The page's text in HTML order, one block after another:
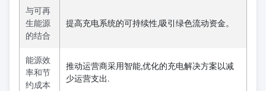
与可再
生能源
的结合
提高充电系统的可持续性,吸引绿色流动资金。
能源效
率和节
约成本
推动运营商采用智能,优化的充电解决方案以减
少运营支出.